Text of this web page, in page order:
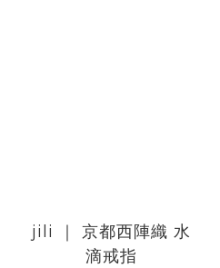
jili ｜ 京都西陣織 水
滴戒指